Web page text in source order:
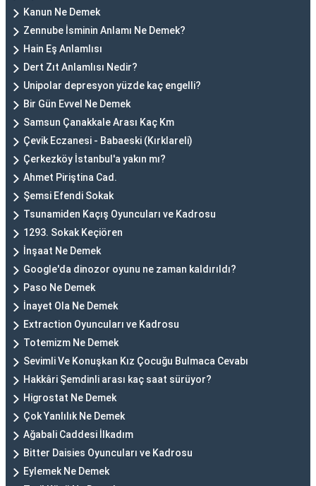
Kanun Ne Demek
Zennube İsminin Anlamı Ne Demek?
Hain Eş Anlamlısı
Dert Zıt Anlamlısı Nedir?
Unipolar depresyon yüzde kaç engelli?
Bir Gün Evvel Ne Demek
Samsun Çanakkale Arası Kaç Km
Çevik Eczanesi - Babaeski (Kırklareli)
Çerkezköy İstanbul'a yakın mı?
Ahmet Piriştina Cad.
Şemsi Efendi Sokak
Tsunamiden Kaçış Oyuncuları ve Kadrosu
1293. Sokak Keçiören
İnşaat Ne Demek
Google'da dinozor oyunu ne zaman kaldırıldı?
Paso Ne Demek
İnayet Ola Ne Demek
Extraction Oyuncuları ve Kadrosu
Totemizm Ne Demek
Sevimli Ve Konuşkan Kız Çocuğu Bulmaca Cevabı
Hakkâri Şemdinli arası kaç saat sürüyor?
Higrostat Ne Demek
Çok Yanlılık Ne Demek
Ağabali Caddesi İlkadım
Bitter Daisies Oyuncuları ve Kadrosu
Eylemek Ne Demek